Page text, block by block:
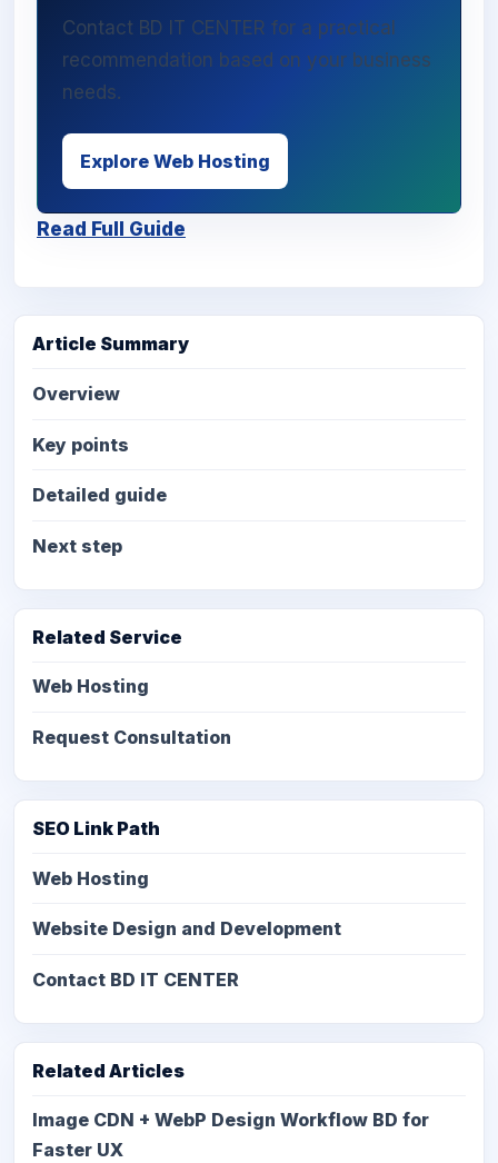
Contact BD IT CENTER for a practical
recommendation based on your business
needs.
Explore Web Hosting
Read Full Guide
Article Summary
Overview
Key points
Detailed guide
Next step
Related Service
Web Hosting
Request Consultation
SEO Link Path
Web Hosting
Website Design and Development
Contact BD IT CENTER
Related Articles
Image CDN + WebP Design Workflow BD for
Faster UX